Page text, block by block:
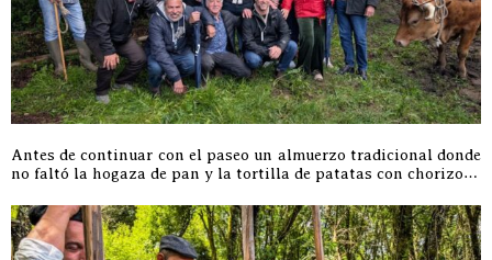
Antes de continuar con el paseo un almuerzo tradicional donde
no faltó la hogaza de pan y la tortilla de patatas con chorizo…